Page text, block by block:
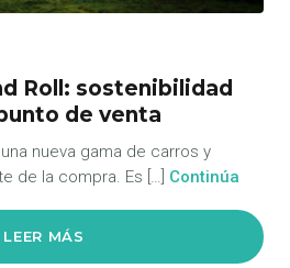
Roll: sostenibilidad
de venta
nueva gama de carros y
de la compra. Es […] Continúa
LEER MÁS